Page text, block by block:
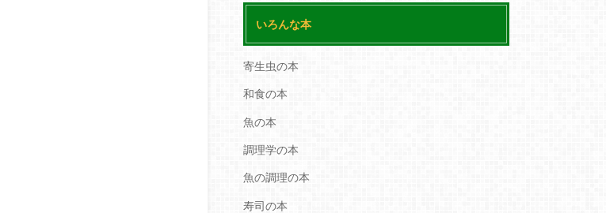
いろんな本
寄生虫の本
和食の本
魚の本
調理学の本
魚の調理の本
寿司の本